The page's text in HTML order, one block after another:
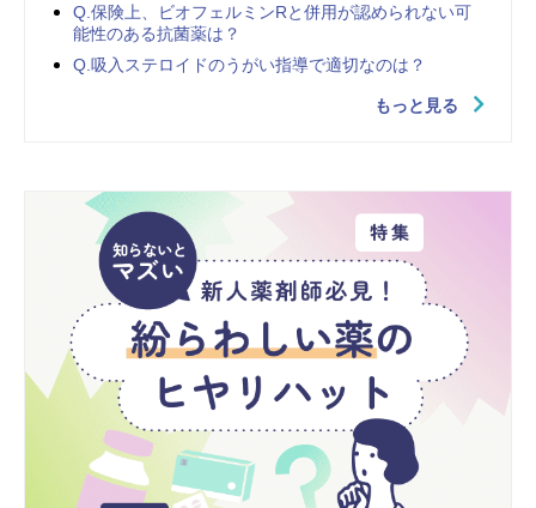
Q.保険上、ビオフェルミンRと併用が認められない可
能性のある抗菌薬は？
Q.吸入ステロイドのうがい指導で適切なのは？
もっと見る